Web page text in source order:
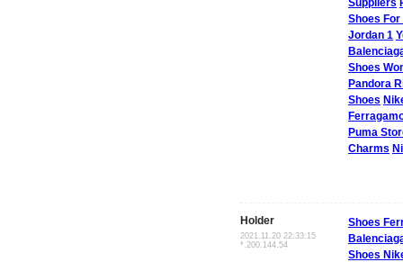
Suppliers
Shoes For
Jordan 1
Shoes
Pandora
Shoes
Puma
Charms
Holder
2021.11.20 22:33:15
*.200.144.54
Shoes
Shoes